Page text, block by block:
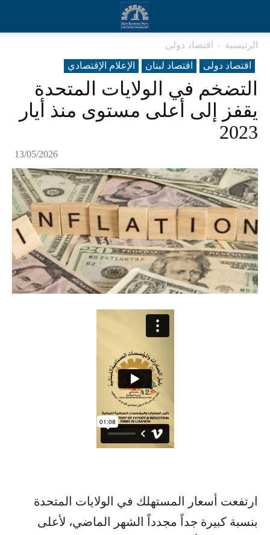
الرئيسية
اقتصاد دولی
اقتصاد دولی
اقتصاد لبنان الإعلام الإقتصادي
التضخم في الولايات المتحدة
يقفز إلى أعلى مستوى منذ أيار
2023
13/05/2026
ارتفعت أسعار المستهلك في الولايات المتحدة
بنسبة كبيرة جداً مجدداً الشهر الماضي، لأعلى